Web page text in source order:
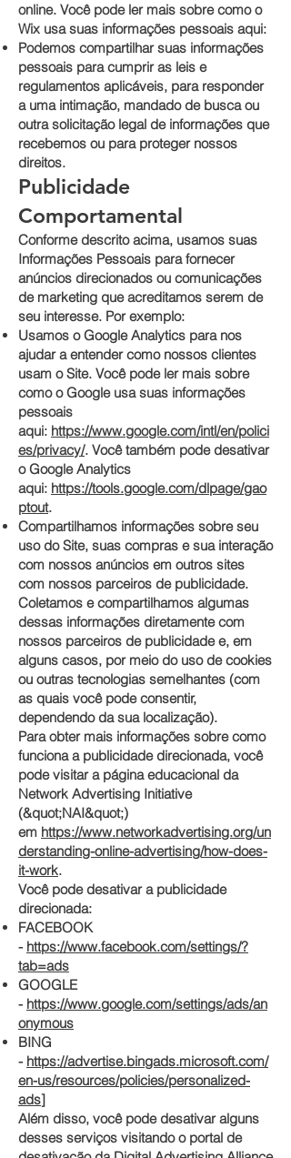
online. Você pode ler mais sobre como o
Wix usa suas informações pessoais aqui:
Podemos compartilhar suas informações
pessoais para cumprir as leis e
regulamentos aplicáveis, para responder
a uma intimação, mandado de busca ou
outra solicitação legal de informações que
recebemos ou para proteger nossos
direitos.
Publicidade
Comportamental
Conforme descrito acima, usamos suas
Informações Pessoais para fornecer
anúncios direcionados ou comunicações
de marketing que acreditamos serem de
seu interesse. Por exemplo:
Usamos o Google Analytics para nos
ajudar a entender como nossos clientes
usam o Site. Você pode ler mais sobre
como o Google usa suas informações
pessoais
aqui: https://www.google.com/intl/en/polici
es/privacy/. Você também pode desativar
o Google Analytics
aqui: https://tools.google.com/dlpage/gao
ptout.
Compartilhamos informações sobre seu
uso do Site, suas compras e sua interação
com nossos anúncios em outros sites
com nossos parceiros de publicidade.
Coletamos e compartilhamos algumas
dessas informações diretamente com
nossos parceiros de publicidade e, em
alguns casos, por meio do uso de cookies
ou outras tecnologias semelhantes (com
as quais você pode consentir,
dependendo da sua localização).
Para obter mais informações sobre como
funciona a publicidade direcionada, você
pode visitar a página educacional da
Network Advertising Initiative
(&quot;NAI&quot;)
em https://www.networkadvertising.org/un
derstanding-online-advertising/how-does-
it-work.
Você pode desativar a publicidade
direcionada:
FACEBOOK
- https://www.facebook.com/settings/?
tab=ads
GOOGLE
- https://www.google.com/settings/ads/an
onymous
BING
- https://advertise.bingads.microsoft.com/
en-us/resources/policies/personalized-
ads]
Além disso, você pode desativar alguns
desses serviços visitando o portal de